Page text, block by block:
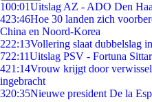
100:01Uitslag AZ - ADO Den
423:46Hoe 30 landen zich
China en Noord-Korea
222:13Vollering slaat dubbelslag
722:11Uitslag PSV - Fortuna
421:14Vrouw krijgt door
ingebracht
320:35Nieuwe president De la